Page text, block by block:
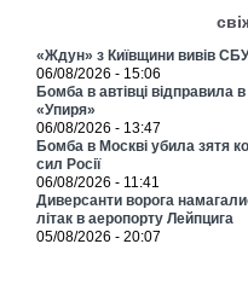
«Ждун» з Київщини вивів
06/08/2026 - 15:06
Бомба в автівці відправила
«Упиря»
06/08/2026 - 13:47
Бомба в Москві убила зятя
сил Росії
06/08/2026 - 11:41
Диверсанти ворога
літак в аеропорту Лейпцига
05/08/2026 - 20:07